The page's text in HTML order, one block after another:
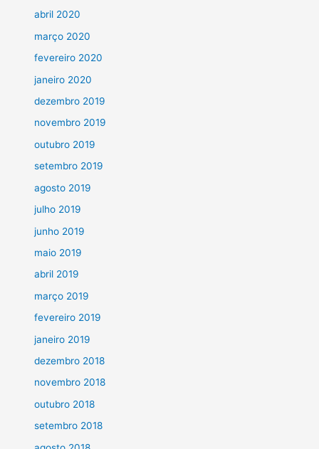
abril 2020
março 2020
fevereiro 2020
janeiro 2020
dezembro 2019
novembro 2019
outubro 2019
setembro 2019
agosto 2019
julho 2019
junho 2019
maio 2019
abril 2019
março 2019
fevereiro 2019
janeiro 2019
dezembro 2018
novembro 2018
outubro 2018
setembro 2018